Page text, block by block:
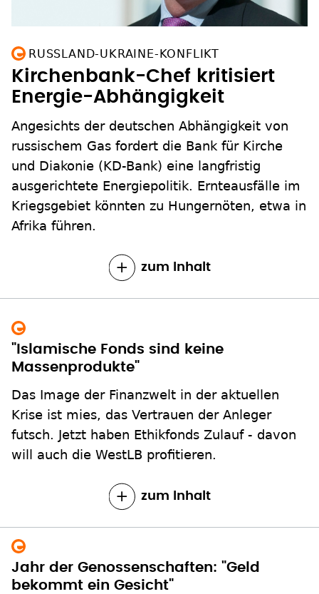
RUSSLAND-UKRAINE-KONFLIKT
Kirchenbank-Chef kritisiert
Energie-Abhängigkeit
Angesichts der deutschen Abhängigkeit von
russischem Gas fordert die Bank für Kirche
und Diakonie (KD-Bank) eine langfristig
ausgerichtete Energiepolitik. Ernteausfälle im
Kriegsgebiet könnten zu Hungernöten, etwa in
Afrika führen.
zum Inhalt
"Islamische Fonds sind keine
Massenprodukte"
Das Image der Finanzwelt in der aktuellen
Krise ist mies, das Vertrauen der Anleger
futsch. Jetzt haben Ethikfonds Zulauf - davon
will auch die WestLB profitieren.
zum Inhalt
Jahr der Genossenschaften: "Geld
bekommt ein Gesicht"